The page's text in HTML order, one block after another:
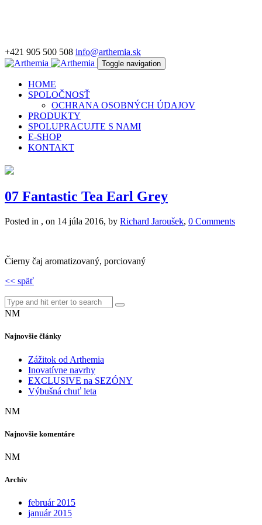
+421 905 500 508 info@arthemia.sk
Toggle navigation
HOME
SPOLOČNOSŤ
OCHRANA OSOBNÝCH ÚDAJOV
PRODUKTY
SPOLUPRACUJTE S NAMI
E-SHOP
KONTAKT
07 Fantastic Tea Earl Grey
Posted in , on 14 júla 2016, by Richard Jaroušek, 0 Comments
Čierny čaj aromatizovaný, porciovaný
<< späť
NM
Najnovšie články
Zážitok od Arthemia
Inovatívne navrhy
EXCLUSIVE na SEZÓNY
Výbušná chuť leta
NM
Najnovšie komentáre
NM
Archív
február 2015
január 2015